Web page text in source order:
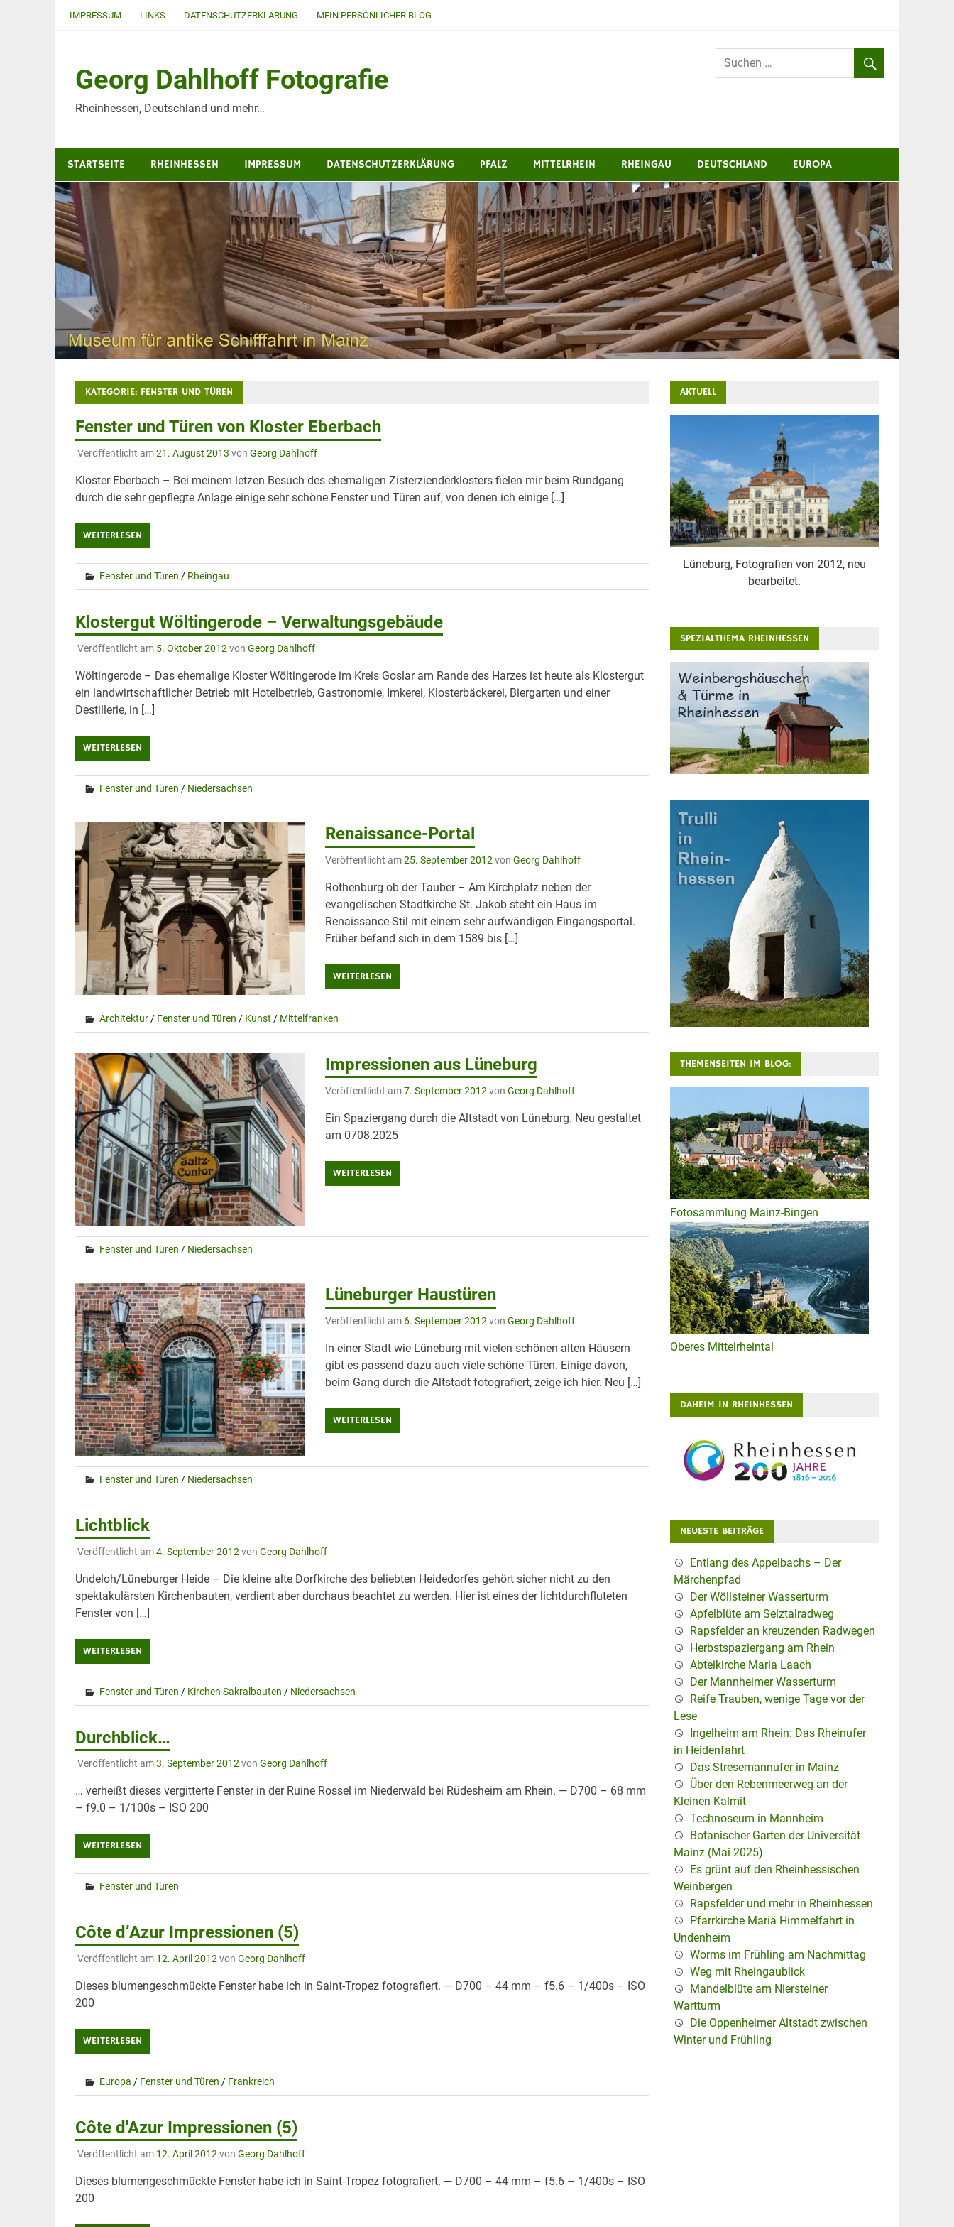
IMPRESSUM LINKS DATENSCHUTZERKLÄRUNG MEIN PERSÖNLICHER BLOG
Georg Dahlhoff Fotografie
Rheinhessen, Deutschland und mehr…
STARTSEITE RHEINHESSEN IMPRESSUM DATENSCHUTZERKLÄRUNG PFALZ MITTELRHEIN RHEINGAU DEUTSCHLAND EUROPA
KATEGORIE: FENSTER UND TÜREN
Fenster und Türen von Kloster Eberbach
Veröffentlicht am21. August 2013 von Georg Dahlhoff
Kloster Eberbach – Bei meinem letzen Besuch des ehemaligen Zisterzienderklosters fielen mir beim Rundgang
durch die sehr gepflegte Anlage einige sehr schöne Fenster und Türen auf, von denen ich einige […]
WEITERLESEN
Fenster und Türen / Rheingau
Klostergut Wöltingerode – Verwaltungsgebäude
Veröffentlicht am 5. Oktober 2012 von Georg Dahlhoff
Wöltingerode – Das ehemalige Kloster Wöltingerode im Kreis Goslar am Rande des Harzes ist heute als Klostergut
ein landwirtschaftlicher Betrieb mit Hotelbetrieb, Gastronomie, Imkerei, Klosterbäckerei, Biergarten und einer
Destillerie, in […]
WEITERLESEN
Fenster und Türen / Niedersachsen
Renaissance-Portal
Veröffentlicht am25. September 2012 vonGeorg Dahlhoff
Rothenburg ob der Tauber – Am Kirchplatz neben der
evangelischen Stadtkirche St. Jakob steht ein Haus im
Renaissance-Stil mit einem sehr aufwändigen Eingangsportal.
Früher befand sich in dem 1589 bis […]
WEITERLESEN
Architektur/ Fenster und Türen / Kunst / Mittelfranken
Impressionen aus Lüneburg
Veröffentlicht am7. September 2012 vonGeorg Dahlhoff
Ein Spaziergang durch die Altstadt von Lüneburg. Neu gestaltet
am 0708.2025
WEITERLESEN
Fenster und Türen / Niedersachsen
Lüneburger Haustüren
Veröffentlicht am 6. September 2012vonGeorg Dahlhoff
In einer Stadt wie Lüneburg mit vielen schönen alten Häusern
gibt es passend dazu auch viele schöne Türen. Einige davon,
beim Gang durch die Altstadt fotografiert, zeige ich hier. Neu […]
WEITERLESEN
Fenster und Türen / Niedersachsen
Lichtblick
Veröffentlicht am4. September 2012 von Georg Dahlhoff
Undeloh/Lüneburger Heide – Die kleine alte Dorfkirche des beliebten Heidedorfes gehört sicher nicht zu den
spektakulärsten Kirchenbauten, verdient aber durchaus beachtet zu werden. Hier ist eines der lichtdurchfluteten
Fenster von […]
WEITERLESEN
Fenster und Türen / Kirchen Sakralbauten / Niedersachsen
Durchblick…
Veröffentlicht am3. September 2012von Georg Dahlhoff
… verheißt dieses vergitterte Fenster in der Ruine Rossel im Niederwald bei Rüdesheim am Rhein. — D700 – 68 mm
– f9.0 – 1/100s – ISO 200
WEITERLESEN
Fenster und Türen
Côte d’Azur Impressionen (5)
Veröffentlicht am 12. April 2012 von Georg Dahlhoff
Dieses blumengeschmückte Fenster habe ich in Saint-Tropez fotografiert. — D700 – 44 mm – f5.6 – 1/400s – ISO
200
WEITERLESEN
Europa / Fenster und Türen / Frankreich
Côte d'Azur Impressionen (5)
Veröffentlicht am 12. April 2012 von Georg Dahlhoff
Dieses blumengeschmückte Fenster habe ich in Saint-Tropez fotografiert. — D700 – 44 mm – f5.6 – 1/400s – ISO
200
AKTUELL
Lüneburg, Fotografien von 2012, neu
bearbeitet.
SPEZIALTHEMA RHEINHESSEN
THEMENSEITEN IM BLOG:
Fotosammlung Mainz-Bingen
Oberes Mittelrheintal
DAHEIM IN RHEINHESSEN
NEUESTE BEITRÄGE
Entlang des Appelbachs – Der
Märchenpfad
Der Wöllsteiner Wasserturm
Apfelblüte am Selztalradweg
Rapsfelder an kreuzenden Radwegen
Herbstspaziergang am Rhein
Abteikirche Maria Laach
Der Mannheimer Wasserturm
Reife Trauben, wenige Tage vor der
Lese
Ingelheim am Rhein: Das Rheinufer
in Heidenfahrt
Das Stresemannufer in Mainz
Über den Rebenmeerweg an der
Kleinen Kalmit
Technoseum in Mannheim
Botanischer Garten der Universität
Mainz (Mai 2025)
Es grünt auf den Rheinhessischen
Weinbergen
Rapsfelder und mehr in Rheinhessen
Pfarrkirche Mariä Himmelfahrt in
Undenheim
Worms im Frühling am Nachmittag
Weg mit Rheingaublick
Mandelblüte am Niersteiner
Wartturm
Die Oppenheimer Altstadt zwischen
Winter und Frühling